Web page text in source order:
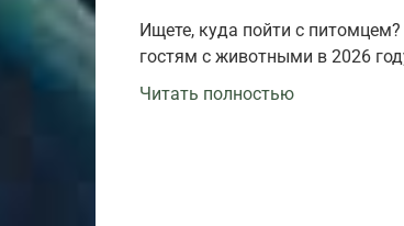
Ищете, куда пойти с
гостям с животными в 2026
Читать полностью